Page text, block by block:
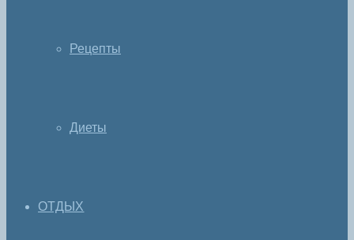
Рецепты
Диеты
ОТДЫХ